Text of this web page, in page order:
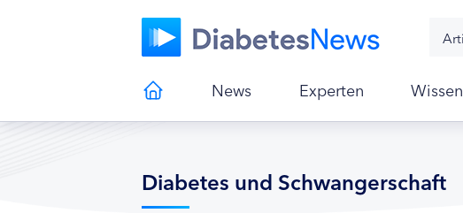
News Experten Wissen
Diabetes und Schwangerschaft